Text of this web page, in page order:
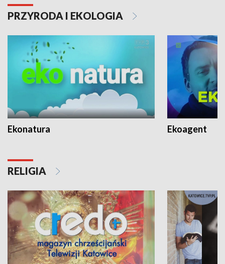
PRZYRODA I EKOLOGIA
Ekonatura Ekoagent
RELIGIA